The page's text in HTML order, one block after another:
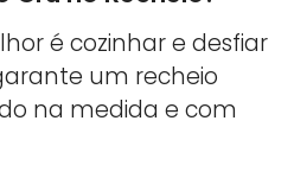
é cozinhar e desfiar
um recheio
na medida e com